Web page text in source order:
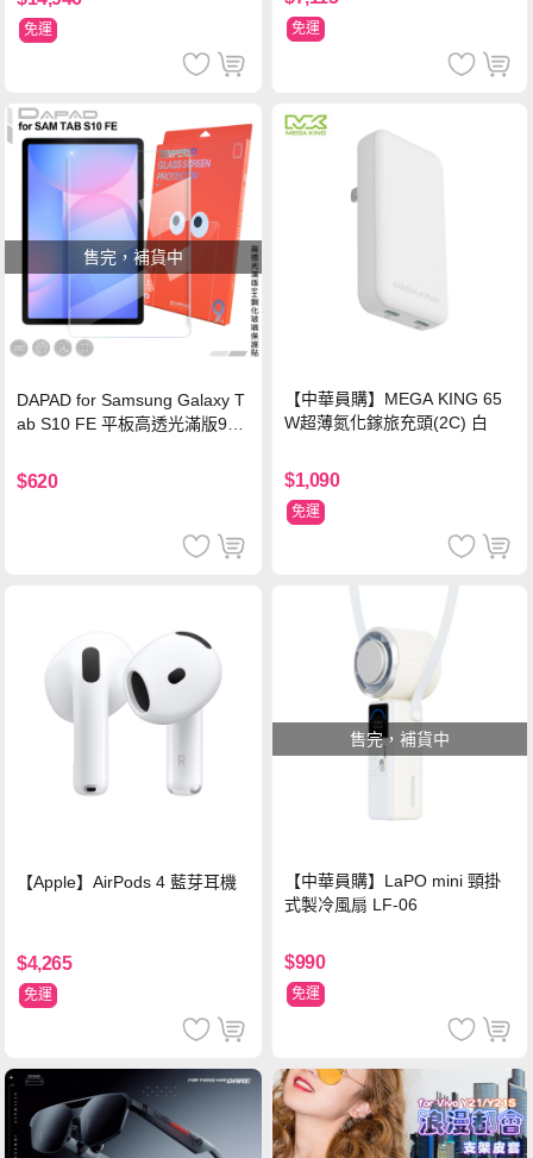
免運 免運
售完，補貨中
DAPAD for Samsung Galaxy T
ab S10 FE 平板高透光滿版9H
$620
【中華員購】MEGA KING 65
W超薄氮化鎵旅充頭(2C) 白
$1,090
免運
【Apple】AirPods 4 藍芽耳機
$4,265
免運
售完，補貨中
【中華員購】LaPO mini 頸掛
式製冷風扇 LF-06
$990
免運